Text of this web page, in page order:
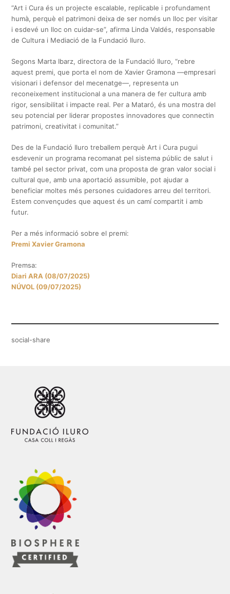
“Art i Cura és un projecte escalable, replicable i profundament
humà, perquè el patrimoni deixa de ser només un lloc per visitar
i esdevé un lloc on cuidar-se”, afirma Linda Valdés, responsable
de Cultura i Mediació de la Fundació Iluro.
Segons Marta Ibarz, directora de la Fundació Iluro, “rebre
aquest premi, que porta el nom de Xavier Gramona —empresari
visionari i defensor del mecenatge—, representa un
reconeixement institucional a una manera de fer cultura amb
rigor, sensibilitat i impacte real. Per a Mataró, és una mostra del
seu potencial per liderar propostes innovadores que connectin
patrimoni, creativitat i comunitat.”
Des de la Fundació Iluro treballem perquè Art i Cura pugui
esdevenir un programa recomanat pel sistema públic de salut i
també pel sector privat, com una proposta de gran valor social i
cultural que, amb una aportació assumible, pot ajudar a
beneficiar moltes més persones cuidadores arreu del territori.
Estem convençudes que aquest és un camí compartit i amb
futur.
Per a més informació sobre el premi:
Premi Xavier Gramona
Premsa:
Diari ARA (08/07/2025)
NÚVOL (09/07/2025)
social-share